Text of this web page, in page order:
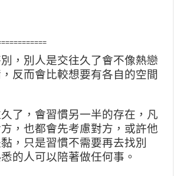
，別人是交往久了會不像熱戀
反而會比較想要有各自的空間
了，會習慣另一半的存在，凡
，也都會先考慮對方，或許他
，只是習慣不需要再去找別
的人可以陪著做任何事。